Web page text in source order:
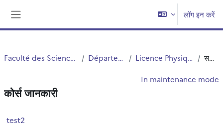
लॉग इन करें
Faculté des Sciences et Technologies (FST) Département Physique Licence Physique Appliquée (S5.S6) सन्क्षिप्त विवरण
In maintenance mode
कोर्स जानकारी
test2